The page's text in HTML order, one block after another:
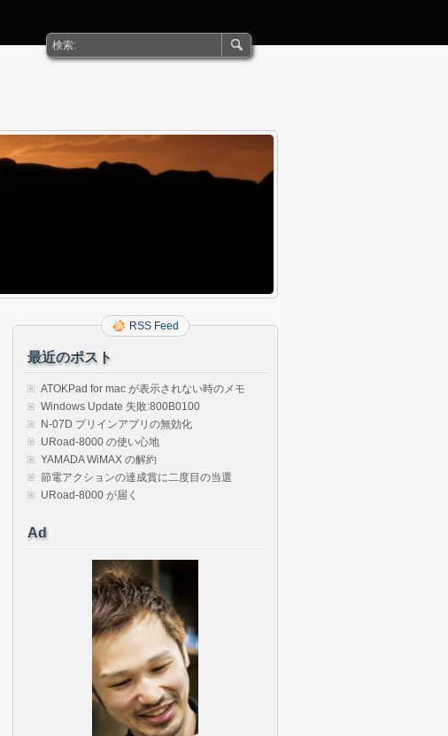
RSS Feed
最近のポスト
ATOKPad for mac が表示されない時のメモ
Windows Update 失敗:800B0100
N-07D プリインアプリの無効化
URoad-8000 の使い心地
YAMADA WiMAX の解約
節電アクションの達成賞に二度目の当選
URoad-8000 が届く
Ad